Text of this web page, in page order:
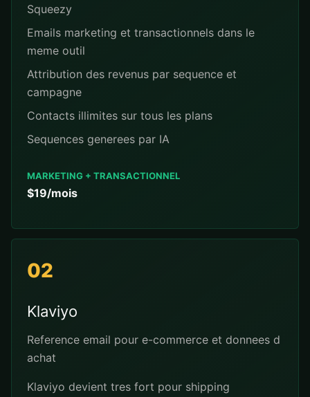
Squeezy
Emails marketing et transactionnels dans le
meme outil
Attribution des revenus par sequence et
campagne
Contacts illimites sur tous les plans
Sequences generees par IA
MARKETING + TRANSACTIONNEL
$19/mois
02
Klaviyo
Reference email pour e-commerce et donnees d
achat
Klaviyo devient tres fort pour shipping